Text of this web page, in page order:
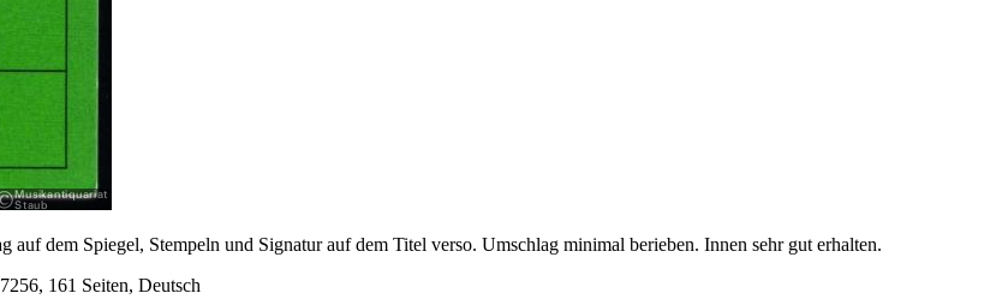
dem Spiegel, Stempeln und Signatur auf dem Titel verso. Umschlag minimal berieben. Innen sehr gut erhalten.
161 Seiten, Deutsch